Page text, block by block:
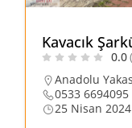
Kavacık
0.0
Anadolu
0533 6694095
25 Nisan 2024